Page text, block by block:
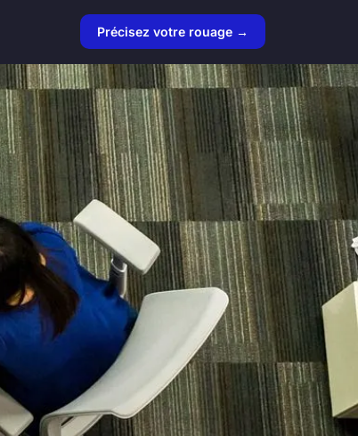
Précisez votre rouage →